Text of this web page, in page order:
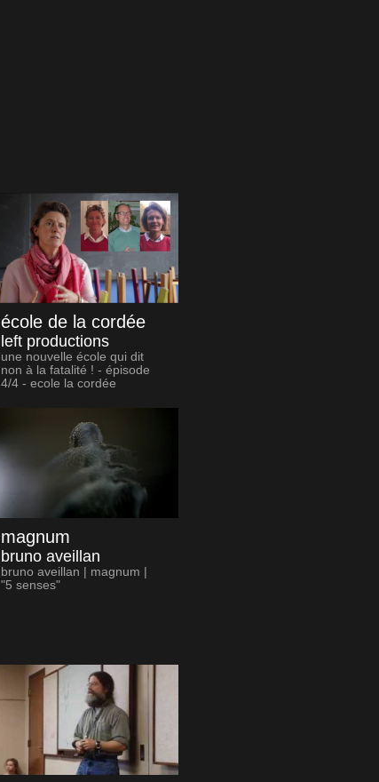
école de la cordée
left productions
une nouvelle école qui dit
non à la fatalité ! - épisode
4/4 - ecole la cordée
magnum
bruno aveillan
bruno aveillan | magnum |
"5 senses"